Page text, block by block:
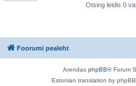
Otsing leidis 0
Foorumi pealeht
Arendas phpBB® Forum
Estonian translation by